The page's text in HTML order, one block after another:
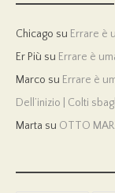
Chicago su Errare è
Er Più su Errare è
Marco su Errare è
Dell’inizio | Colti
Marta su OTTO